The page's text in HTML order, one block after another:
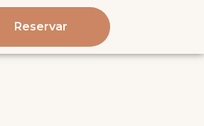
Reservar